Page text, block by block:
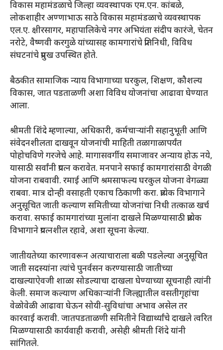
विकास महामंडळाचे जिल्हा व्यवस्थापक एम.एन. कांबळे,
लोकशाहीर अण्णाभाऊ साठे विकास महामंडळाचे व्यवस्थापक
एल.ए. क्षीरसागर, महापालिकेचे नगर अभियंता संदीप कारंजे, चेतन
नरोटे, वैष्णवी करगुळे यांच्यासह कामगारांचे प्रतिनिधी, विविध
संघटनांचे प्रमुख उपस्थित होते.
बैठकीत सामाजिक न्याय विभागाच्या घरकुल, शिक्षण, कौशल्य
विकास, जात पडताळणी अशा विविध योजनांचा आढावा घेण्यात
आला.
श्रीमती शिंदे म्हणाल्या, अधिकारी, कर्मचाऱ्यांनी सहानुभूती आणि
संवेदनशीलता दाखवून योजनांची माहिती तळागाळापर्यंत
पोहोचविणे गरजेचे आहे. मागासवर्गीय समाजावर अन्याय होऊ नये,
यासाठी सर्वांनी प्रयत्न करावेत. मनपाने सफाई कामगारांसाठी वेगळी
योजना राबवावी. रमाई आणि श्रमसाफल्य घरकुल योजना वेगळ्या
राबवा. मात्र दोन्ही वसाहती एकाच ठिकाणी करा. प्रत्येक विभागाने
अनुसूचित जाती कल्याण समितीच्या योजनांचा निधी तत्काळ खर्च
करावा. सफाई कामगारांच्या मुलांना दाखले मिळण्यासाठी प्रत्येक
विभागाने प्रयत्नशील रहावे, अशा सूचना केल्या.
जातीयतेच्या कारणावरून अत्याचाराला बळी पडलेल्या अनुसूचित
जाती सदस्यांना त्यांचे पुनर्वसन करण्यासाठी जातीच्या
दाखल्याऐवजी शाळा सोडल्याचा दाखला घेण्याच्या सूचनाही त्यांनी
केली. समाज कल्याण अधिकाऱ्यांनी जिल्ह्यातील वसतीगृहांचा
वेळोवेळी आढावा घेऊन सोयी-सुविधांचा अभाव असेल तर
कारवाई करावी. जातपडताळणी समितीने विद्यार्थ्यांचे दाखले त्वरित
मिळण्यासाठी कार्यवाही करावी, असेही श्रीमती शिंदे यांनी
सांगितले.